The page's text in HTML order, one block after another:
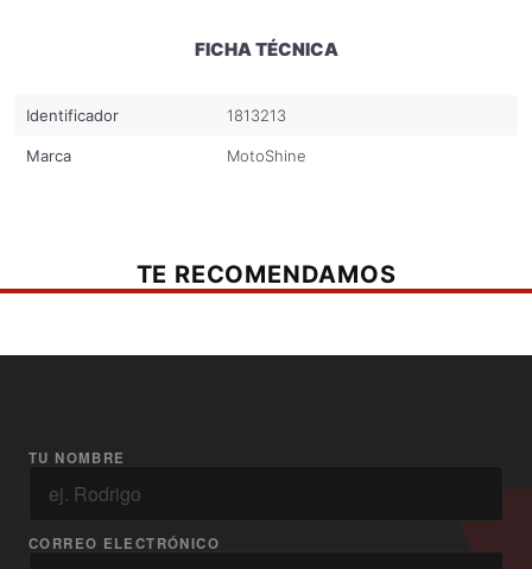
FICHA TÉCNICA
Identificador 1813213
Marca MotoShine
TE RECOMENDAMOS
TU NOMBRE
CORREO ELECTRÓNICO